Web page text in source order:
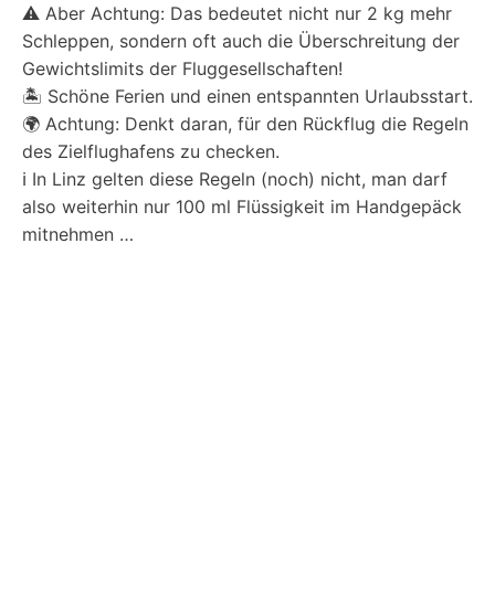
⚠️ Aber Achtung: Das bedeutet nicht nur 2 kg mehr
Schleppen, sondern oft auch die Überschreitung der
Gewichtslimits der Fluggesellschaften!
🏝️ Schöne Ferien und einen entspannten Urlaubsstart.
🌍 Achtung: Denkt daran, für den Rückflug die Regeln
des Zielflughafens zu checken.
ℹ️ In Linz gelten diese Regeln (noch) nicht, man darf
also weiterhin nur 100 ml Flüssigkeit im Handgepäck
mitnehmen …